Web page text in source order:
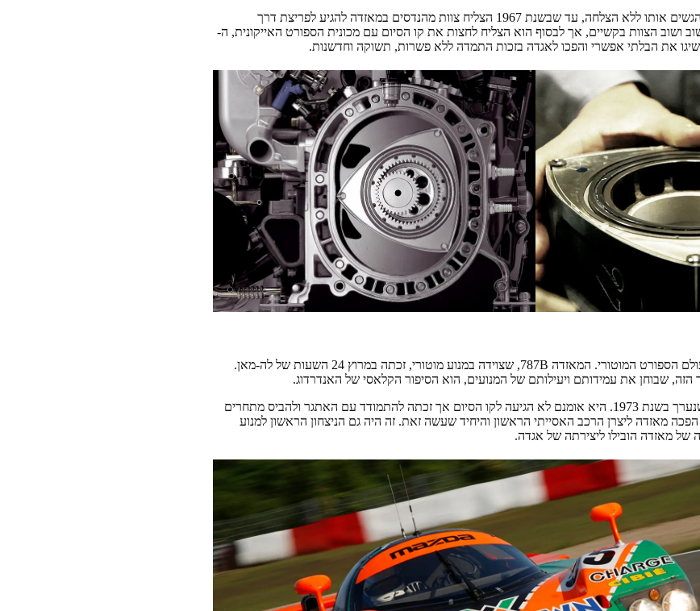
מהנדסים בכל רחבי העולם ניסו להגשים אותו ללא הצלחה, עד שבשנת 1967 הצליח צוות מהנדסים במאזדה להגיע לפריצת דרך
ושוב הצוות בקשיים, אך לבסוף הוא הצליח לחצות את קו הסיום עם מכונית הספורט האייקונית, ה-
בשנת 1991 טלטלה מאזדה את עולם הספורט המוטורי. המאזדה 787B, שצוידה במנוע מוטורי, זכתה במרוץ 24 השעות של לה-מאן.
שבוחן את עמידותם ויעילותם של המנועים, הוא הסיפור הקלאסי של האנדרדוג.
מאזדה השתתפה תחילה במרוץ שנערך בשנת 1973. היא אומנם לא הגיעה לקו הסיום אך זכתה להתמודד עם האתגר ולהביס מתחרים
עם ניצחונה בשנת 1991, הפכה מאזדה ליצרן הרכב האסייתי הראשון והיחיד שעשה זאת. זה היה גם הניצחון הראשון למנוע
של מאזדה הובילו ליצירתה של אגדה.